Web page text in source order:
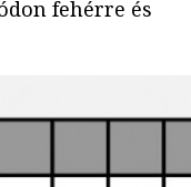
fehérre és